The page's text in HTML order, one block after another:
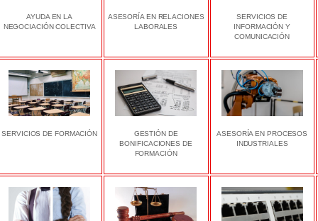
AYUDA EN LA
NEGOCIACIÓN COLECTIVA
ASESORÍA EN RELACIONES
LABORALES
SERVICIOS DE
INFORMACIÓN Y
COMUNICACIÓN
SERVICIOS DE FORMACIÓN
GESTIÓN DE
BONIFICACIONES DE
FORMACIÓN
ASESORÍA EN PROCESOS
INDUSTRIALES